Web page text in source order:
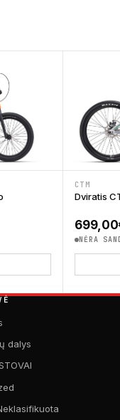
CTM
Dviratis
699,00
NĖRA
dalys